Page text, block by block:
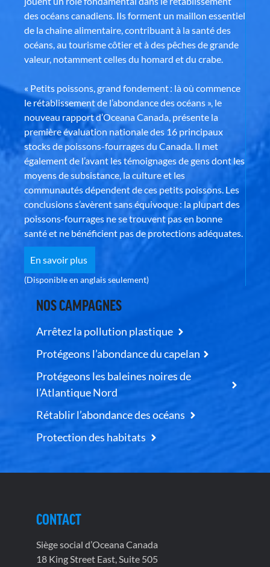
des océans canadiens. Ils forment un maillon essentiel
de la chaîne alimentaire, contribuant à la santé des
océans, au tourisme côtier et à des pêches de grande
valeur, notamment celles du homard et du crabe.
« Petits poissons, grand fondement : là où commence
le rétablissement de l’abondance des océans », le
nouveau rapport d’Oceana Canada, présente la
première évaluation nationale des 16 principaux
stocks de poissons-fourrages du Canada. Il met
également de l’avant les témoignages de gens dont les
moyens de subsistance, la culture et les
communautés dépendent de ces petits poissons. Les
conclusions s’avèrent sans équivoque : la plupart des
poissons-fourrages ne se trouvent pas en bonne
santé et ne bénéficient pas de protections adéquates.
En savoir plus
(Disponible en anglais seulement)
NOS CAMPAGNES
Arrêtez la pollution plastique
Protégeons l’abondance du capelan
Protégeons les baleines noires de
l’Atlantique Nord
Rétablir l’abondance des océans
Protection des habitats
CONTACT
Siège social d’Oceana Canada
18 King Street East, Suite 505